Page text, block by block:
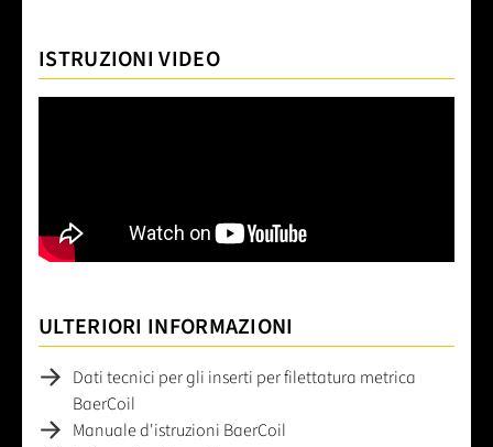
ISTRUZIONI VIDEO
ULTERIORI INFORMAZIONI
Dati tecnici per gli inserti per filettatura metrica
BaerCoil
Manuale d'istruzioni BaerCoil